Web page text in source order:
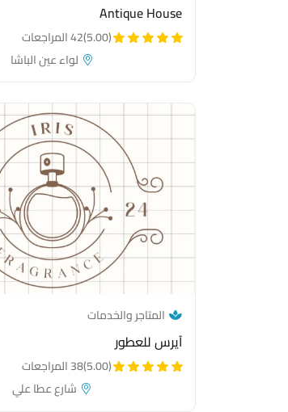
Antique House
(5.00)
42 المراجعات
لواء عين الباشا
المتاجر والخدمات— category link
آيرس للعطور
(5.00)
38 المراجعات
شارع عطا علي